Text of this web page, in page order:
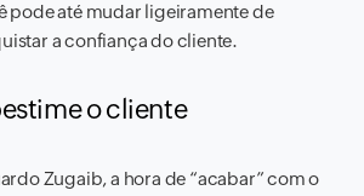
pode até mudar ligeiramente de
a confiança do cliente.
o cliente
Zugaib, a hora de “acabar” com o